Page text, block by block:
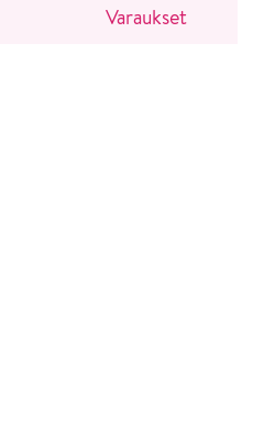
Varaukset